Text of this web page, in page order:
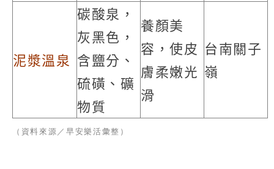
泥漿溫泉
碳酸泉，
灰黑色，
含鹽分、
硫磺、礦
物質
養顏美
容，使皮
膚柔嫩光
滑
台南關子
嶺
（資料來源／早安樂活彙整）